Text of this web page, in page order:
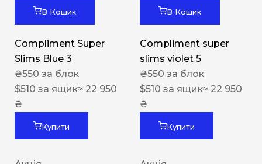
В Кошик
Compliment Super
Slims Blue 3
₴550 за блок
$510 за ящик≈ 22 950
₴
Купити
В Кошик
Compliment super
slims violet 5
₴550 за блок
$510 за ящик≈ 22 950
₴
Купити